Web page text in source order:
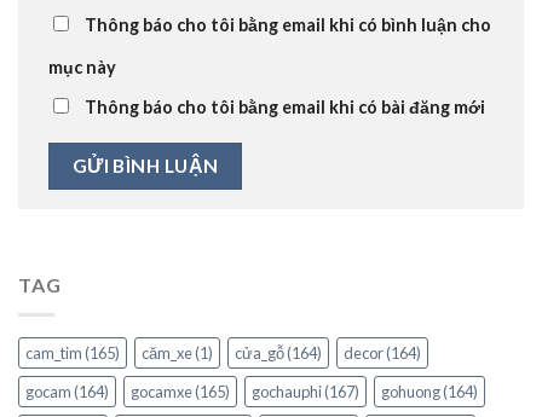
Thông báo cho tôi bằng email khi có bình luận cho
mục này
Thông báo cho tôi bằng email khi có bài đăng mới
TAG
cam_tim(165) căm_xe(1) cửa_gỗ(164) decor(164)
gocam(164) gocamxe(165) gochauphi(167) gohuong(164)